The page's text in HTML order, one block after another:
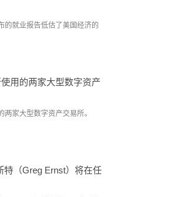
的就业报告低估了美国经济的
用的两家大型数字资产
家大型数字资产交易所。
特（Greg Ernst）将在任